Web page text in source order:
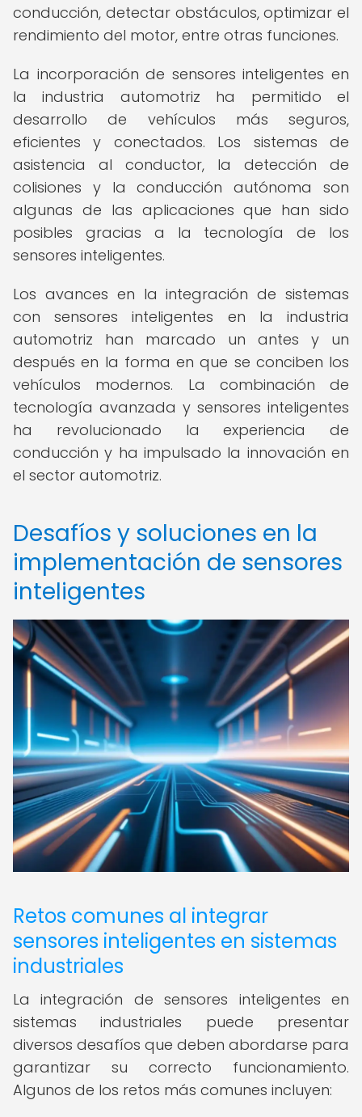
conducción, detectar obstáculos, optimizar el
rendimiento del motor, entre otras funciones.
La incorporación de sensores inteligentes en
la industria automotriz ha permitido el
desarrollo de vehículos más seguros,
eficientes y conectados. Los sistemas de
asistencia al conductor, la detección de
colisiones y la conducción autónoma son
algunas de las aplicaciones que han sido
posibles gracias a la tecnología de los
sensores inteligentes.
Los avances en la integración de sistemas
con sensores inteligentes en la industria
automotriz han marcado un antes y un
después en la forma en que se conciben los
vehículos modernos. La combinación de
tecnología avanzada y sensores inteligentes
ha revolucionado la experiencia de
conducción y ha impulsado la innovación en
el sector automotriz.
Desafíos y soluciones en la
implementación de sensores
inteligentes
Retos comunes al integrar
sensores inteligentes en sistemas
industriales
La integración de sensores inteligentes en
sistemas industriales puede presentar
diversos desafíos que deben abordarse para
garantizar su correcto funcionamiento.
Algunos de los retos más comunes incluyen: